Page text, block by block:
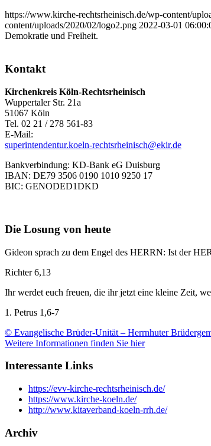
https://www.kirche-rechtsrheinisch.de/wp-content/
content/uploads/2020/02/logo2.png 2022-03-01
Demokratie und Freiheit.
Kontakt
Kirchenkreis Köln-Rechtsrheinisch
Wuppertaler Str. 21a
51067 Köln
Tel. 02 21 / 278 561-83
E-Mail:
superintendentur.koeln-rechtsrheinisch@ekir.de
Bankverbindung: KD-Bank eG Duisburg
IBAN: DE79 3506 0190 1010 9250 17
BIC: GENODED1DKD
Die Losung von heute
Gideon sprach zu dem Engel des HERRN: Ist der
Richter 6,13
Ihr werdet euch freuen, die ihr jetzt eine kleine Zeit,
1. Petrus 1,6-7
© Evangelische Brüder-Unität – Herrnhuter
Weitere Informationen finden Sie hier
Interessante Links
https://evv-kirche-rechtsrheinisch.de/
https://www.kirche-koeln.de/
http://www.kitaverband-koeln-rrh.de/
Archiv